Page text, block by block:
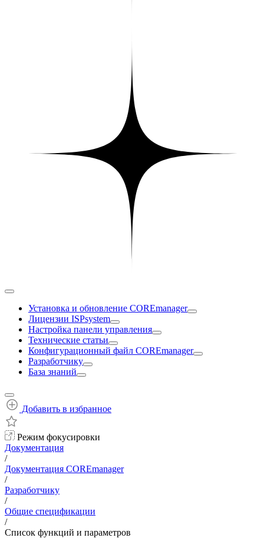
Установка и обновление COREmanager
Лицензии ISPsystem
Настройка панели управления
Технические статьи
Конфигурационный файл COREmanager
Разработчику
База знаний
Добавить в избранное
Режим фокусировки
Документация
/
Документация COREmanager
/
Разработчику
/
Общие спецификации
/
Список функций и параметров